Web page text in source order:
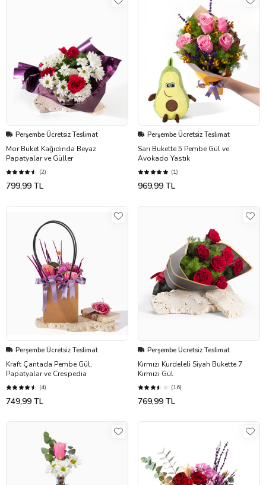
Perşembe Ücretsiz Teslimat
Mor Buket Kağıdında Beyaz
Papatyalar ve Güller
(2)
799,99 TL
Perşembe Ücretsiz Teslimat
Sarı Bukette 5 Pembe Gül ve
Avokado Yastık
(1)
969,99 TL
Perşembe Ücretsiz Teslimat
Kraft Çantada Pembe Gül,
Papatyalar ve Crespedia
(4)
749,99 TL
Perşembe Ücretsiz Teslimat
Kırmızı Kurdeleli Siyah Bukette 7
Kırmızı Gül
(16)
769,99 TL